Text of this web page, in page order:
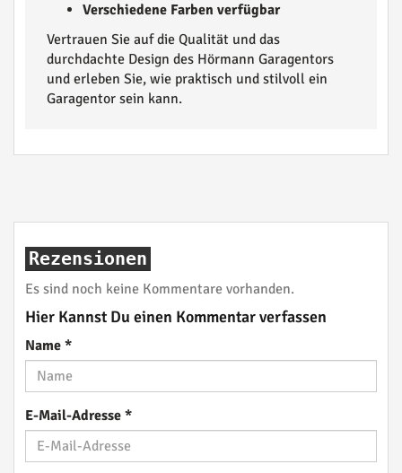
Verschiedene Farben verfügbar
Vertrauen Sie auf die Qualität und das
durchdachte Design des Hörmann Garagentors
und erleben Sie, wie praktisch und stilvoll ein
Garagentor sein kann.
Rezensionen
Es sind noch keine Kommentare vorhanden.
Hier Kannst Du einen Kommentar verfassen
Name *
E-Mail-Adresse *